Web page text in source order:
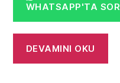
WHATSAPP'TA SOR
DEVAMINI OKU